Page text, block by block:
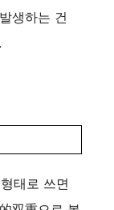
생하는 건
태로 쓰면